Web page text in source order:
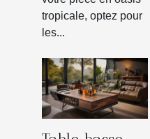
design de
plante ?
tropicale, optez pour
les...